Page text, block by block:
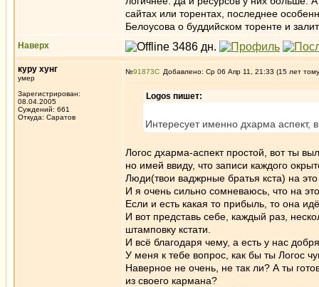
сайтах или торентах, последнее
Белоусова о буддийском торенте и
Наверх
куру хунг
умер
Зарегистрирован:
08.04.2005
Суждений: 661
Откуда: Саратов
№91873 Добавлено: Ср 06 Апр 11, 21:33 (15 лет
Logos пишет:
Интересует именно дхарма аспект,
Логос дхарма-аспект простой, вот ты
но имей ввиду, что записи каждого
Люди(твои ваджрные братья кста) на
И я очень сильно сомневаюсь, что на
Если и есть какая то прибыль, то она
И вот представь себе, каждый раз,
штамповку кстати.
И всё благодаря чему, а есть у нас
У меня к тебе вопрос, как бы ты Логос
Наверное не очень, не так ли? А ты
из своего кармана?